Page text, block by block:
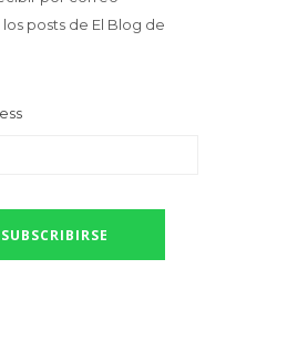
posts de El Blog de